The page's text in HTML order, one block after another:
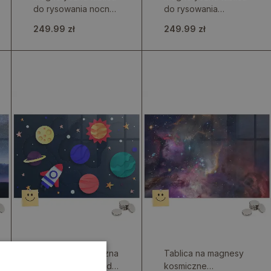
do rysowania nocny
249.99 zł
do rysowania
niebo
249.99 zł
Tablica magnetyczna
na ścianę kosmos dla
Tablica na magnesy
kosmiczne